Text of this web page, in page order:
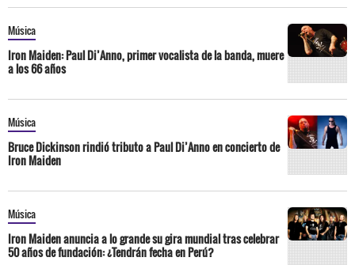
Música
Iron Maiden: Paul Di’Anno, primer vocalista de la banda, muere
a los 66 años
Música
Bruce Dickinson rindió tributo a Paul Di’Anno en concierto de
Iron Maiden
Música
Iron Maiden anuncia a lo grande su gira mundial tras celebrar
50 años de fundación: ¿Tendrán fecha en Perú?